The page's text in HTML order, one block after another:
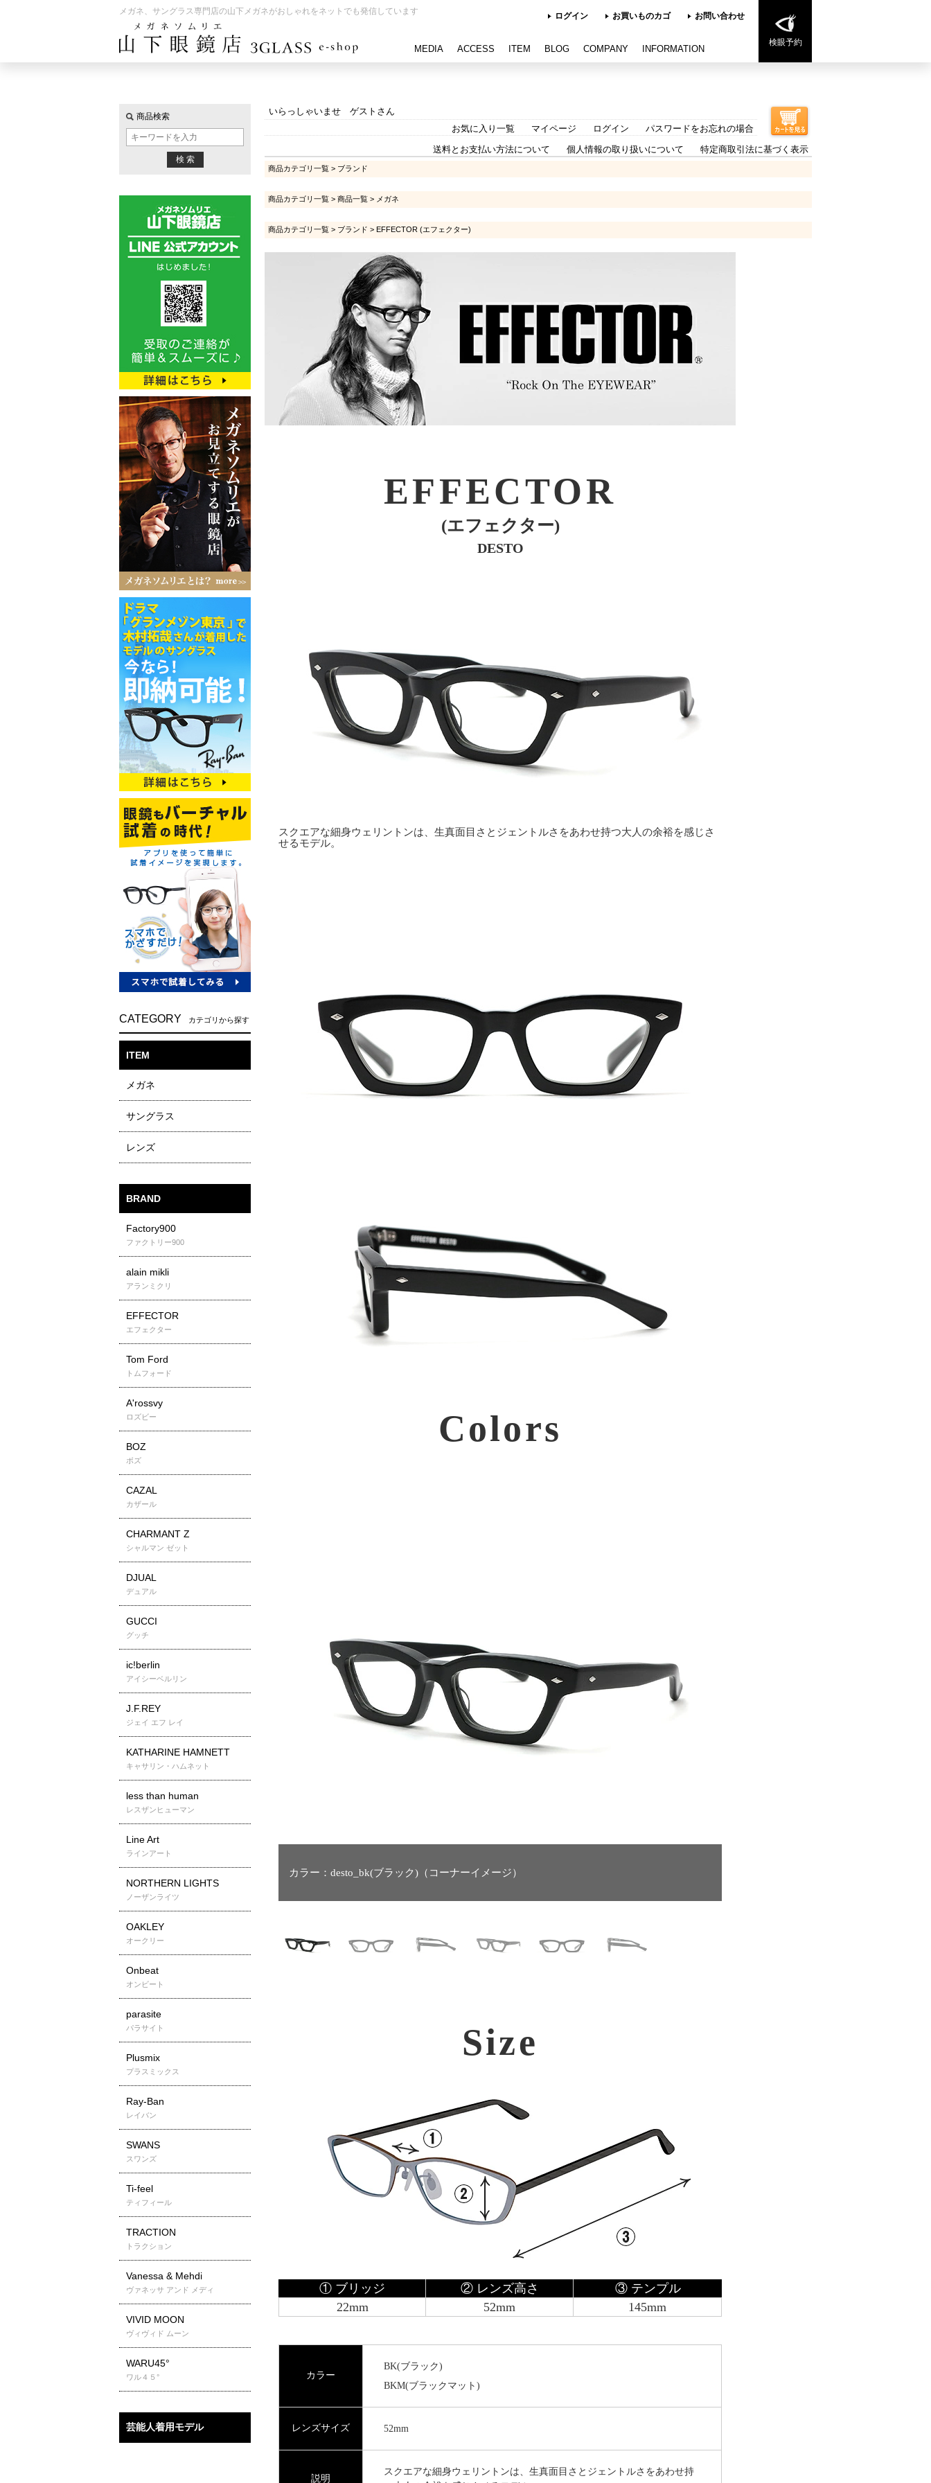
メガネ、サングラス専門店の山下メガネがおしゃれをネットでも発信しています ログイン お買いものカゴ お問い合わせ
検眼予約
MEDIA ACCESS ITEM BLOG COMPANY INFORMATION
商品検索
CATEGORY カテゴリから探す
ITEM
メガネ
サングラス
レンズ
BRAND
Factory900
ファクトリー900
alain mikli
アランミクリ
EFFECTOR
エフェクター
Tom Ford
トムフォード
A'rossvy
ロズビー
BOZ
ボズ
CAZAL
カザール
CHARMANT Z
シャルマン ゼット
DJUAL
デュアル
GUCCI
グッチ
ic!berlin
アイシーベルリン
J.F.REY
ジェイ エフ レイ
KATHARINE HAMNETT
キャサリン・ハムネット
less than human
レスザンヒューマン
Line Art
ラインアート
NORTHERN LIGHTS
ノーザンライツ
OAKLEY
オークリー
Onbeat
オンビート
parasite
パラサイト
Plusmix
プラスミックス
Ray-Ban
レイバン
SWANS
スワンズ
Ti-feel
ティフィール
TRACTION
トラクション
Vanessa & Mehdi
ヴァネッサ アンド メディ
VIVID MOON
ヴィヴィド ムーン
WARU45°
ワル４５°
芸能人着用モデル
いらっしゃいませ ゲストさん
お気に入り一覧
マイページ ログイン
パスワードをお忘れの場合
送料とお支払い方法について
個人情報の取り扱いについて 特定商取引法に基づく表示
商品カテゴリ一覧 > ブランド
商品カテゴリ一覧 > 商品一覧 > メガネ
商品カテゴリ一覧 > ブランド > EFFECTOR (エフェクター)